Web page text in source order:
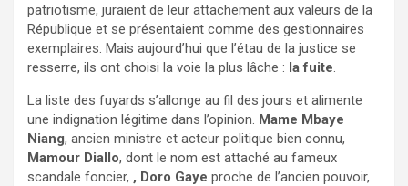
patriotisme, juraient de leur attachement aux valeurs de la
République et se présentaient comme des gestionnaires
exemplaires. Mais aujourd’hui que l’étau de la justice se
resserre, ils ont choisi la voie la plus lâche : la fuite
La liste des fuyards s’allonge au fil des jours et alimente
une indignation légitime dans l’opinion. Mame Mbaye
Niang, ancien ministre et acteur politique bien connu,
Mamour Diallo, dont le nom est attaché au fameux
scandale foncier, , Doro Gaye proche de l’ancien pouvoir,